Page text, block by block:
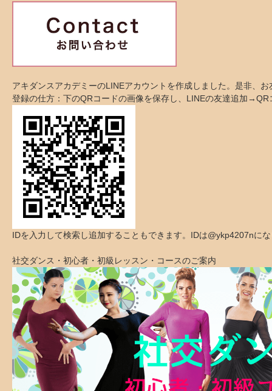
アキダンスアカデミーのLINEアカウントを作成しました。是非、お
登録の仕方：下のQRコードの画像を保存し、LINEの友達追加
IDを入力して検索し追加することもできます。IDは@ykp4207nにな
社交ダンス・初心者・初級レッスン・コースのご案内